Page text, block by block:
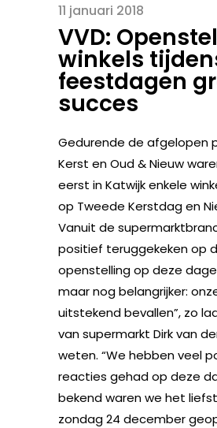
11 januari 2018
VVD:
winkels
feestdagen
succes
Gedurende de afgelopen
Kerst en Oud & Nieuw
eerst in Katwijk enkele
op Tweede Kerstdag en
Vanuit de
positief teruggekeken op
openstelling op deze
maar nog belangrijker:
uitstekend bevallen”, zo
van supermarkt Dirk van
weten. “We hebben veel
reacties gehad op deze
bekend waren we het
zondag 24 december